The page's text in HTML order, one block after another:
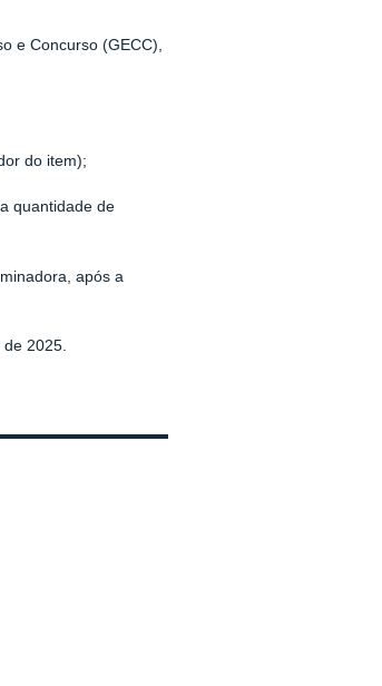
e Concurso (GECC),
do item);
quantidade de
após a
2025.